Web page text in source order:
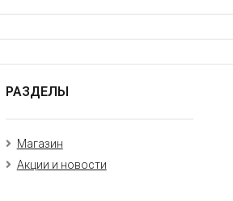
РАЗДЕЛЫ
Магазин
Акции и новости